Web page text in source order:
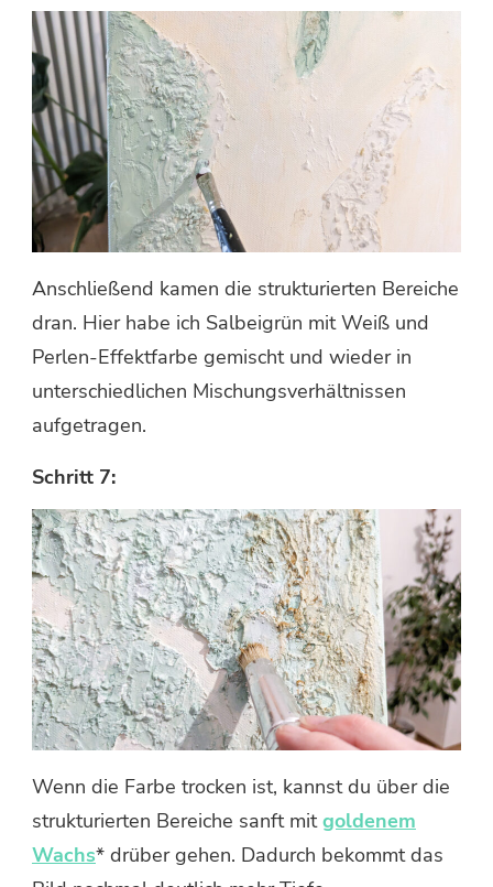
Anschließend kamen die strukturierten Bereiche
dran. Hier habe ich Salbeigrün mit Weiß und
Perlen-Effektfarbe gemischt und wieder in
unterschiedlichen Mischungsverhältnissen
aufgetragen.
Schritt 7:
Wenn die Farbe trocken ist, kannst du über die
strukturierten Bereiche sanft mitgoldenem
Wachs* drüber gehen. Dadurch bekommt das